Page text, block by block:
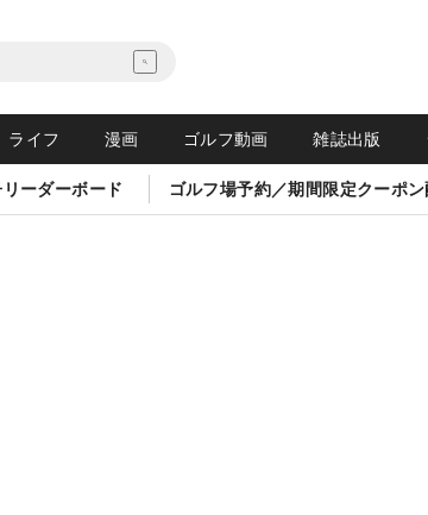
ライフ 漫画 ゴルフ動画 雑誌出版
ーダーボード ゴルフ場予約／期間限定クーポン